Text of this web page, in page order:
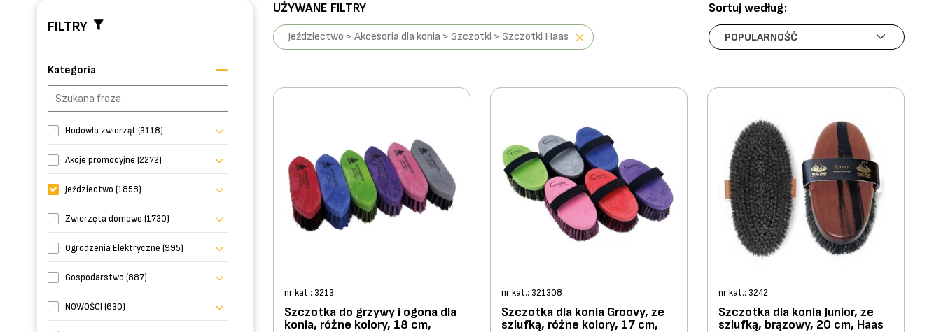
FILTRY
Kategoria
Hodowla zwierząt (3118)
Akcje promocyjne (2272)
Jeździectwo (1858)
Zwierzęta domowe (1730)
Ogrodzenia Elektryczne (995)
Gospodarstwo (887)
NOWOŚCI (630)
UŻYWANE FILTRY
Jeździectwo > Akcesoria dla konia > Szczotki > Szczotki Haas
Sortuj według:
nr kat.: 3213
Szczotka do grzywy i ogona dla
konia, różne kolory, 18 cm,
nr kat.: 321308
Szczotka dla konia Groovy, ze
szlufką, różne kolory, 17 cm,
nr kat.: 3242
Szczotka dla konia Junior, ze
szlufką, brązowy, 20 cm, Haas